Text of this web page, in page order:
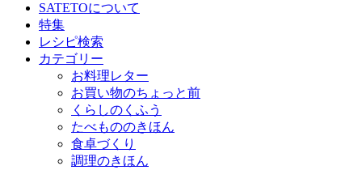
SATETOについて
特集
レシピ検索
カテゴリー
お料理レター
お買い物のちょっと前
くらしのくふう
たべもののきほん
食卓づくり
調理のきほん